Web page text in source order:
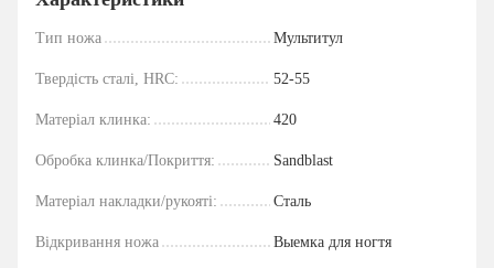
Тип ножа Мультитул
Твердість сталі, HRC: 52-55
Матеріал клинка: 420
Обробка клинка/Покриття: Sandblast
Матеріал накладки/рукояті: Сталь
Відкривання ножа Выемка для ногтя